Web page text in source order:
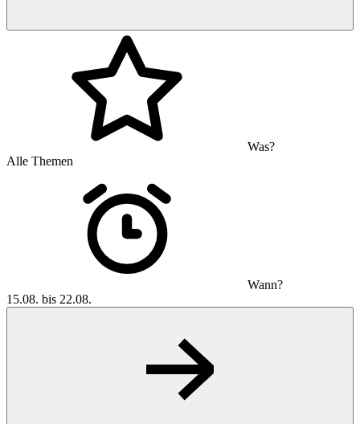
Was?
Alle Themen
Wann?
15.08. bis 22.08.